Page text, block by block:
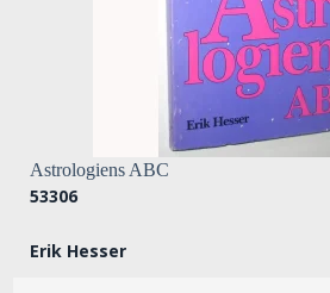
Astrologiens ABC
53306
Erik Hesser